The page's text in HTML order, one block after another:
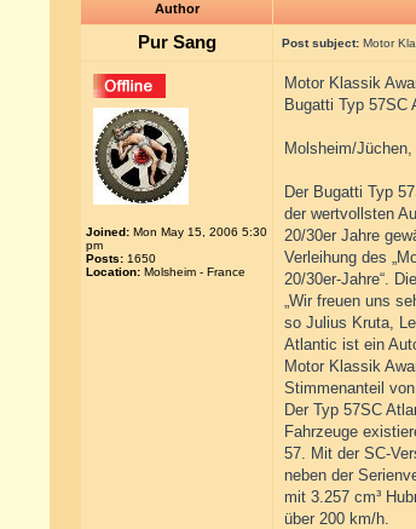
Author
Pur Sang Post subject: Motor
Joined: Mon May 15, 2006 5:30
pm
Posts: 1650
Location: Molsheim - France
Motor Klassik
Bugatti Typ 57SC
Molsheim/
Der Bugatti Typ
der wertvollsten
20/30er Jahre
Verleihung des
20/30er-Jahre“.
„Wir freuen uns
so Julius Kruta,
Atlantic ist ein
Motor Klassik
Stimmenanteil
Der Typ 57SC
Fahrzeuge
57. Mit der SC-
neben der
mit 3.257 cm³
über 200 km/h.